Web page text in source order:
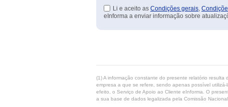
Li e aceito as Condições gerais,
eInforma a enviar informação sobre
(1) A informação constante do presente relatório
empresa a que se refere, sendo apenas possível
efeito, o Serviço de Apoio ao Cliente eInforma. O
a sua base de dados legalizada pela Comissão